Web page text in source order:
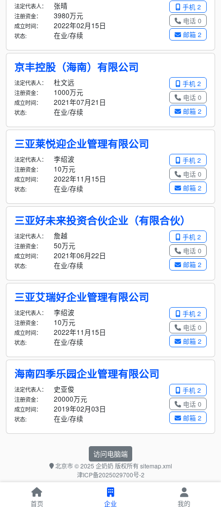
手机 2
电话 0
邮箱 2
法定代表人： 张晴
注册资金： 3980万元
成立时间： 2022年02月15日
状态: 在业/存续
京丰控股（海南）有限公司
手机 2
电话 0
邮箱 2
法定代表人： 杜文远
注册资金： 1000万元
成立时间： 2021年07月21日
状态: 在业/存续
三亚莱悦迎企业管理有限公司
手机 2
电话 0
邮箱 2
法定代表人： 李绍波
注册资金： 10万元
成立时间： 2022年11月15日
状态: 在业/存续
三亚好未来投资合伙企业（有限合伙）
手机 2
电话 0
邮箱 2
法定代表人： 詹越
注册资金： 50万元
成立时间： 2021年06月22日
状态: 在业/存续
三亚艾瑞好企业管理有限公司
手机 2
电话 0
邮箱 2
法定代表人： 李绍波
注册资金： 10万元
成立时间： 2022年11月15日
状态: 在业/存续
海南四季乐园企业管理有限公司
手机 2
电话 0
邮箱 2
法定代表人： 史亚俊
注册资金： 20000万元
成立时间： 2019年02月03日
状态: 在业/存续
访问电脑端
北京市© 2025 企奶奶 版权所有sitemap.xml
津ICP备2025029700号-2
首页 企业 我的